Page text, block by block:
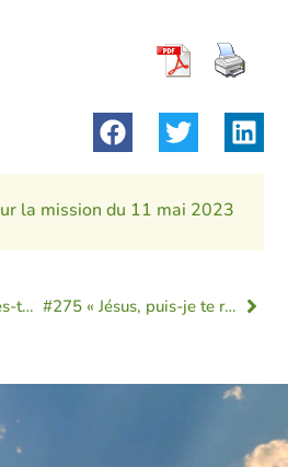
la mission du 11 mai 2023
#273 « Esprit Saint, es-tu là ? » #275 « Jésus, puis-je te rencontrer ? »